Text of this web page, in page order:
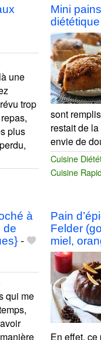
une
trop
plus
Mini
sont
restait de
envie de
Cuisine
Cuisine
à
de
-
qui me
Pain
Felder
miel,
En effet, ce